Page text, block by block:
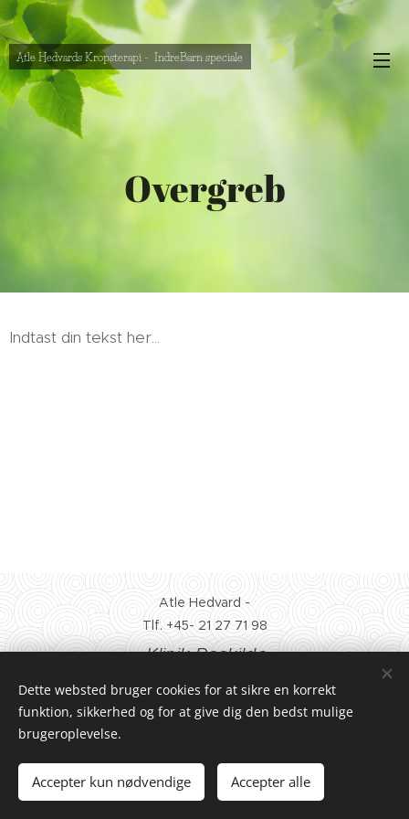
Atle Hedvards Kropsterapi - IndreBarn speciale
Overgreb
Indtast din tekst her...
Atle Hedvard -
Tlf. +45- 21 27 71 98
.Klinik Roskilde.
Rørmosen 19 kld tv. - 4000 Roskilde.
Klinik Frederiksberg.
Klinik:Bernhard Bangs Alle 25 2sal - 2000 Frederiksberg
Cookies
Dette websted bruger cookies for at sikre en korrekt
funktion, sikkerhed og for at give dig den bedst mulige
brugeroplevelse.
Accepter kun nødvendige Accepter alle